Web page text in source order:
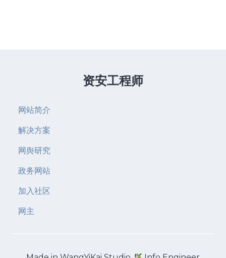
资安工程师
网站简介
解决方案
网舆研究
政务网站
加入社区
网主